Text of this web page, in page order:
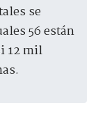
56 están
12 mil